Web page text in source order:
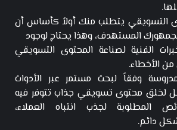
التسويقي يتطلب منك أولاً كأساس أن
المستهدف، وهذا يحتاج لوجود
الفنية لصناعة المحتوى التسويقي
من الأخطاء.
وفقاً لبحث مستمر عبر الأدوات
لخلق محتوى تسويقي جذاب تتوفر فيه
المطلوبة لجذب انتباه العملاء،
دائم.